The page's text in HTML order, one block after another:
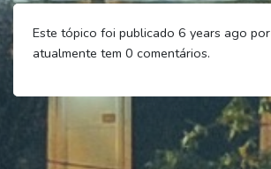
Este tópico foi publicado 6 years ago por
atualmente tem 0 comentários.